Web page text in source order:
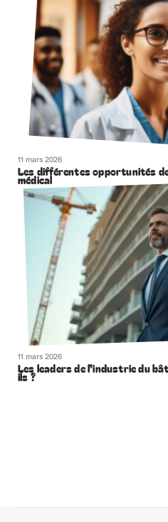
11 mars 2026
Les différentes opportunités
médical
11 mars 2026
Les leaders de l’industrie du
ils ?